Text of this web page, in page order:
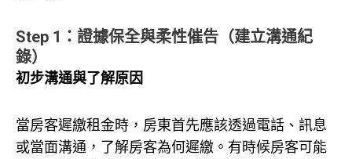
Step 1：證據保全與柔性催告（建立溝通紀
錄）
初步溝通與了解原因
當房客遲繳租金時，房東首先應該透過電話、訊息
或當面溝通，了解房客為何遲繳。有時候房客可能